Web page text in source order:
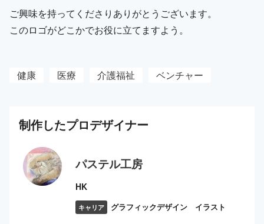
ご興味を持ってくださりありがとうございます。
このロゴがどこかでお役に立てますよう。
健康 医療 介護福祉 ベンチャー
制作したプロデザイナー
パステル工房
HK
キャリア グラフィックデザイン イラスト